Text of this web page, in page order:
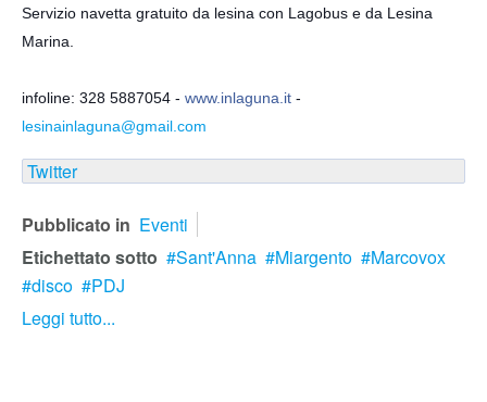
Servizio navetta gratuito da lesina con Lagobus e da Lesina
Marina.
infoline: 328 5887054 - www.inlaguna.it -
lesinainlaguna@gmail.com
Twitter
Pubblicato in Eventi
Etichettato sotto
Sant'Anna Miargento
Marcovox
disco
PDJ
Leggi tutto...